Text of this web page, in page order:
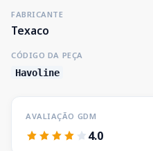
FABRICANTE
Texaco
CÓDIGO DA PEÇA
Havoline
AVALIAÇÃO GDM
4.0